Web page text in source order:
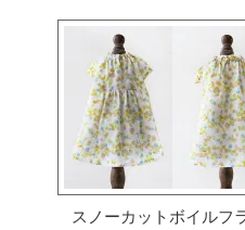
スノーカットボイルフ